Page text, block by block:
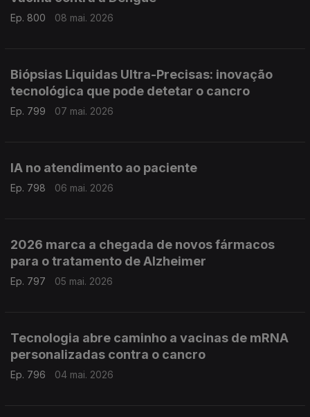
Ep. 800 08 mai. 2026
Biópsias Liquidas Ultra-Precisas: inovação
tecnológica que pode detetar o cancro
Ep. 799 07 mai. 2026
IA no atendimento ao paciente
Ep. 798 06 mai. 2026
2026 marca a chegada de novos fármacos
para o tratamento de Alzheimer
Ep. 797 05 mai. 2026
Tecnologia abre caminho a vacinas de mRNA
personalizadas contra o cancro
Ep. 796 04 mai. 2026